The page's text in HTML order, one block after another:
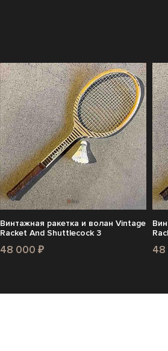
Винтажная ракетка и волан Vintage
Racket And Shuttlecock 3
48 000 ₽ 48